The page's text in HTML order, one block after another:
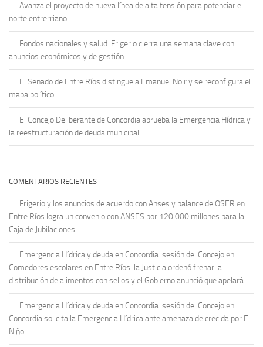
Avanza el proyecto de nueva línea de alta tensión para potenciar el
norte entrerriano
Fondos nacionales y salud: Frigerio cierra una semana clave con
anuncios económicos y de gestión
El Senado de Entre Ríos distingue a Emanuel Noir y se reconfigura el
mapa político
El Concejo Deliberante de Concordia aprueba la Emergencia Hídrica y
la reestructuración de deuda municipal
COMENTARIOS RECIENTES
Frigerio y los anuncios de acuerdo con Anses y balance de OSER en
Entre Ríos logra un convenio con ANSES por 120.000 millones para la
Caja de Jubilaciones
Emergencia Hídrica y deuda en Concordia: sesión del Concejo en
Comedores escolares en Entre Ríos: la Justicia ordenó frenar la
distribución de alimentos con sellos y el Gobierno anunció que apelará
Emergencia Hídrica y deuda en Concordia: sesión del Concejo en
Concordia solicita la Emergencia Hídrica ante amenaza de crecida por El
Niño